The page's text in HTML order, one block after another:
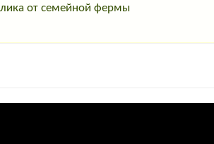
от семейной фермы